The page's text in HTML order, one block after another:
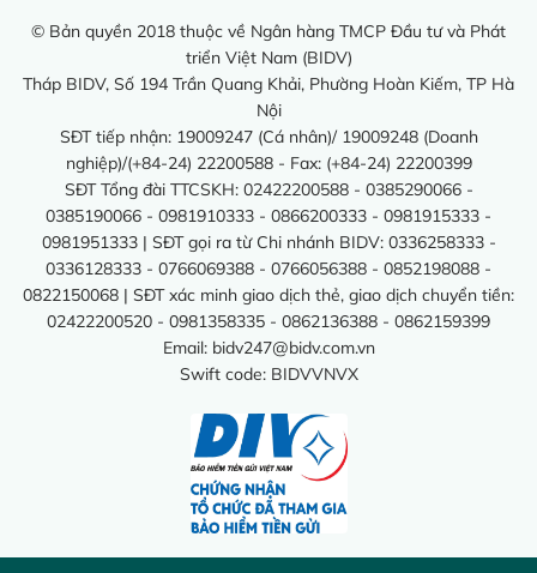
© Bản quyền 2018 thuộc về Ngân hàng TMCP Đầu tư và Phát
triển Việt Nam (BIDV)
Tháp BIDV, Số 194 Trần Quang Khải, Phường Hoàn Kiếm, TP Hà
Nội
SĐT tiếp nhận: 19009247 (Cá nhân)/ 19009248 (Doanh
nghiệp)/(+84-24) 22200588 - Fax: (+84-24) 22200399
SĐT Tổng đài TTCSKH: 02422200588 - 0385290066 -
0385190066 - 0981910333 - 0866200333 - 0981915333 -
0981951333 | SĐT gọi ra từ Chi nhánh BIDV: 0336258333 -
0336128333 - 0766069388 - 0766056388 - 0852198088 -
0822150068 | SĐT xác minh giao dịch thẻ, giao dịch chuyển tiền:
02422200520 - 0981358335 - 0862136388 - 0862159399
Email: bidv247@bidv.com.vn
Swift code: BIDVVNVX